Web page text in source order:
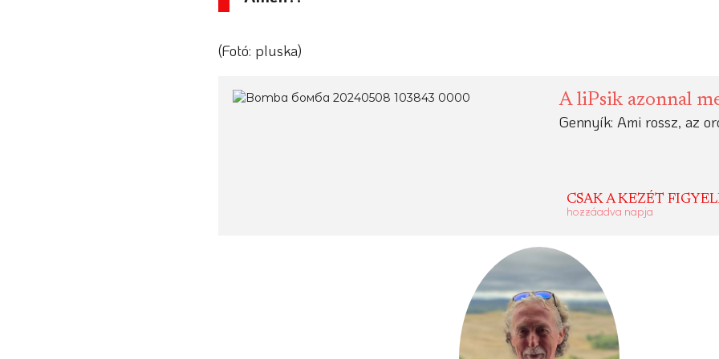
(Fotó: pluska)
A liPsik azonnal
Gennyík: Ami rossz, az
CSAK A KEZÉT
hozzáadva napja